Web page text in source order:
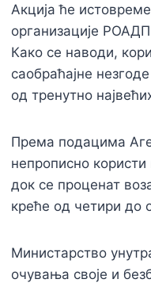
Акција ће
организације
Како се наводи,
саобраћајне
од тренутно
Према подацима
непрописно
док се проценат
креће од четири до
Министарство
очувања своје и